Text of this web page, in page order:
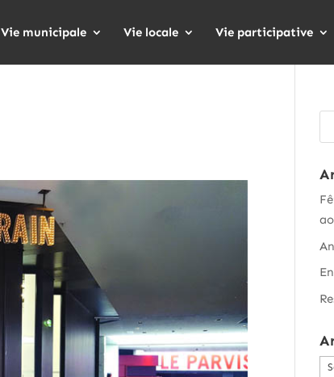
Vie municipale Vie locale Vie participative